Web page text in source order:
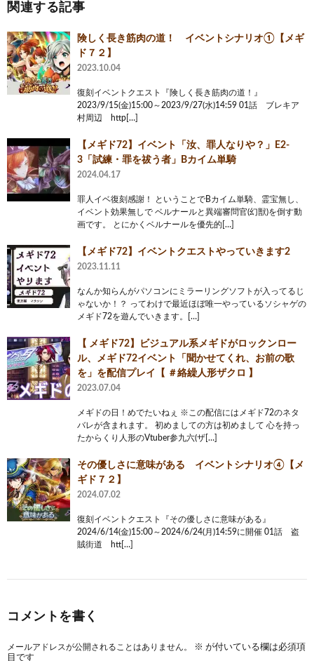
関連する記事
険しく長き筋肉の道！ イベントシナリオ①【メギ
ド７２】
2023.10.04
復刻イベントクエスト『険しく長き筋肉の道！』
2023/9/15(金)15:00～2023/9/27(水)14:59 01話 ブレキア
村周辺 http[…]
【メギド72】イベント「汝、罪人なりや？」E2-
3「試練・罪を祓う者」Bカイム単騎
2024.04.17
罪人イベ復刻感謝！ ということでBカイム単騎、霊宝無し、
イベント効果無しで ベルナールと異端審問官(幻獣)を倒す動
画です。 とにかくベルナールを優先的[…]
【メギド72】イベントクエストやっていきます2
2023.11.11
なんか知らんがパソコンにミラーリングソフトが入ってるじ
ゃないか！？ ってわけで最近ほぼ唯一やっているソシャゲの
メギド72を遊んでいきます。[…]
【 メギド72】ビジュアル系メギドがロックンロー
ル、メギド72イベント「聞かせてくれ、お前の歌
を」を配信プレイ【 ＃絡繰人形ザクロ 】
2023.07.04
メギドの日！めでたいねぇ ※この配信にはメギド72のネタ
バレが含まれます。 初めましての方は初めまして 心を持っ
たからくり人形のVtuber参九六(ザ[…]
その優しさに意味がある イベントシナリオ④【メ
ギド７２】
2024.07.02
復刻イベントクエスト『その優しさに意味がある』
2024/6/14(金)15:00～2024/6/24(月)14:59に開催 01話 盗
賊街道 htt[…]
コメントを書く
メールアドレスが公開されることはありません。 ※ が付いている欄は必須項
目です